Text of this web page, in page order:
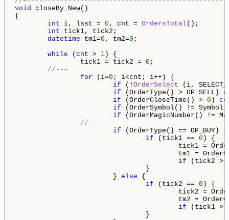
void
closeBy_New()
{
int i, last = 0 , cnt = OrdersTotal ();
int tick1, tick2;
datetime tm1=0 , tm2=0 ;
while (cnt > 1) {
tick1 = tick2 = 0 ;
//---
for (i=0 ; i<cnt; i++) {
if (! OrderSelect (i,
if (OrderType() > OP_SELL)
if (OrderCloseTime() > 0 )
if (OrderSymbol() !=
if (OrderMagicNumber() !=
//---
if (OrderType() == OP_BUY) {
if (tick1 == 0 ) {
tick1 =
tm1 =
if (tick2 >
}
} else {
if (tick2 == 0 ) {
tick2 =
tm2 =
if (tick1 >
}